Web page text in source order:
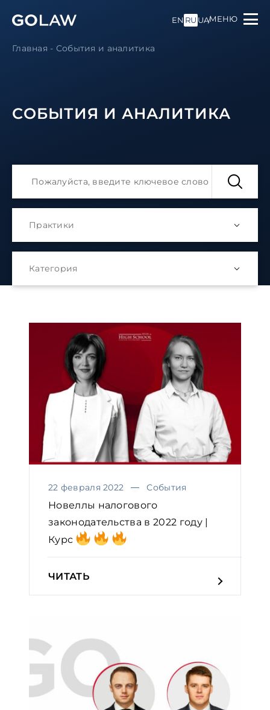
EN RU UAМЕНЮ
Главная - События и аналитика
СОБЫТИЯ И АНАЛИТИКА
22 февраля 2022 События
Новеллы налогового
законодательства в 2022 году |
Курс
ЧИТАТЬ